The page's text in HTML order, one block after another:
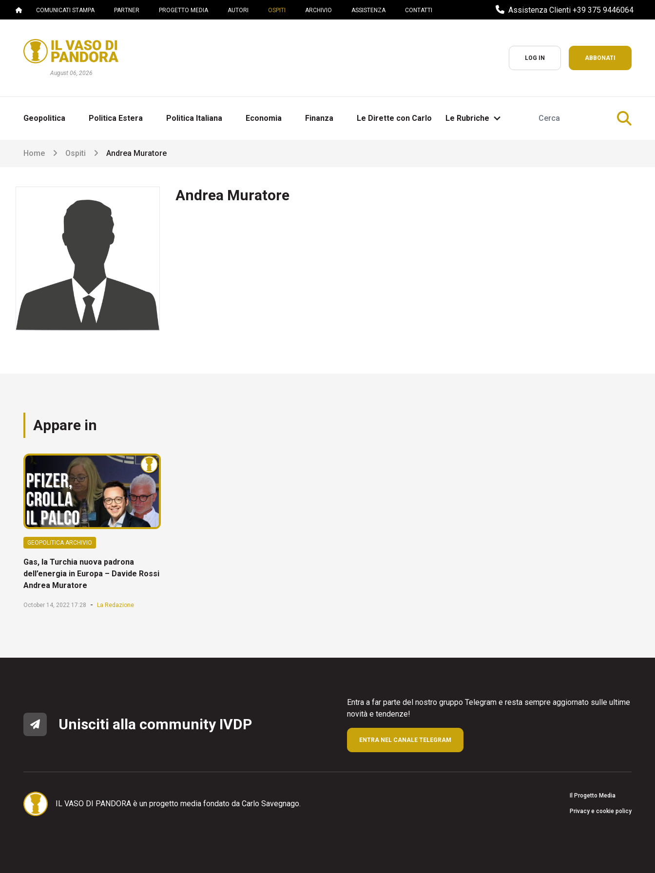
COMUNICATI STAMPA PARTNER PROGETTO MEDIA AUTORI OSPITI ARCHIVIO ASSISTENZA CONTATTI Assistenza Clienti +39 375 9446064
August 06, 2026
LOG IN ABBONATI
Geopolitica Politica Estera Politica Italiana Economia Finanza Le Dirette con Carlo Le Rubriche
Home Ospiti Andrea Muratore
Andrea Muratore
Appare in
GEOPOLITICA ARCHIVIO
Gas, la Turchia nuova padrona
dell’energia in Europa – Davide Rossi
Andrea Muratore
October 14, 2022 17:28 - La Redazione
Unisciti alla community IVDP
Entra a far parte del nostro gruppo Telegram e resta sempre aggiornato sulle ultime
novità e tendenze!
ENTRA NEL CANALE TELEGRAM
IL VASO DI PANDORA è un progetto media fondato da Carlo Savegnago.
Il Progetto Media
Privacy e cookie policy